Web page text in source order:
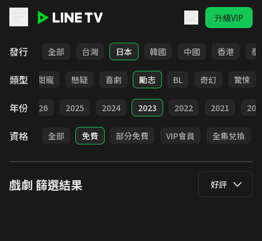
升級VIP
發行 全部 台灣 日本 韓國 中國 香港 泰
類型
改編 甜寵 懸疑 喜劇 勵志 BL 奇幻 驚悚
年份
部 2026 2025 2024 2023 2022 2021
資格 全部 免費 部分免費 VIP會員 全集兌換
戲劇 篩選結果 好評